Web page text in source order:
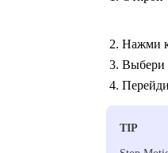
Нажми
Выбери
TIP